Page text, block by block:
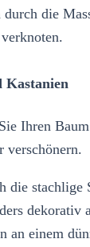
die
Kastanien
Ihren
verschönern.
die stachlige
dekorativ
an einem